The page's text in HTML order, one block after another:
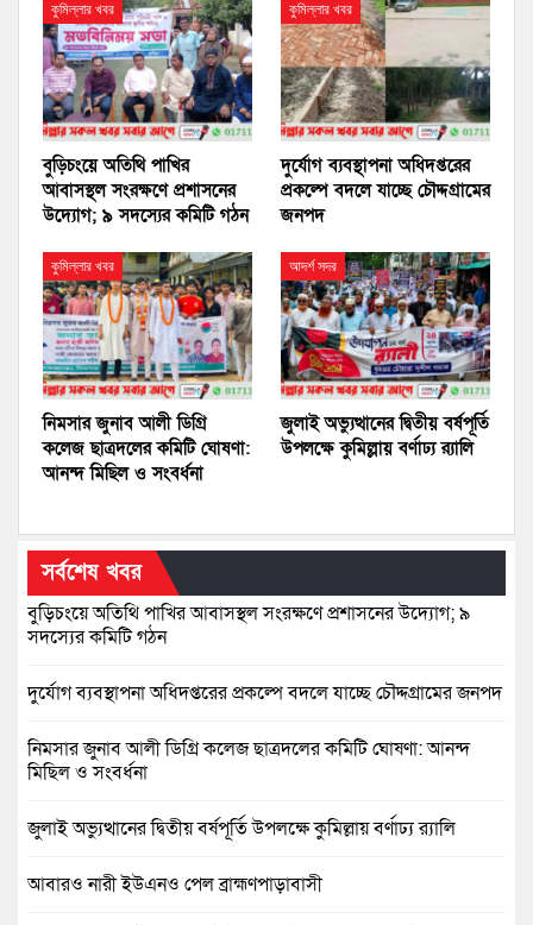
কুমিল্লার খবর
বুড়িচংয়ে অতিথি পাখির
আবাসস্থল সংরক্ষণে প্রশাসনের
উদ্যোগ; ৯ সদস্যের কমিটি গঠন
কুমিল্লার খবর
দুর্যোগ ব্যবস্থাপনা অধিদপ্তরের
প্রকল্পে বদলে যাচ্ছে চৌদ্দগ্রামের
জনপদ
কুমিল্লার খবর
নিমসার জুনাব আলী ডিগ্রি
কলেজ ছাত্রদলের কমিটি ঘোষণা:
আনন্দ মিছিল ও সংবর্ধনা
আদর্শ সদর
জুলাই অভ্যুত্থানের দ্বিতীয় বর্ষপূর্তি
উপলক্ষে কুমিল্লায় বর্ণাঢ্য র‍্যালি
সর্বশেষ খবর
বুড়িচংয়ে অতিথি পাখির আবাসস্থল সংরক্ষণে প্রশাসনের উদ্যোগ; ৯
সদস্যের কমিটি গঠন
দুর্যোগ ব্যবস্থাপনা অধিদপ্তরের প্রকল্পে বদলে যাচ্ছে চৌদ্দগ্রামের জনপদ
নিমসার জুনাব আলী ডিগ্রি কলেজ ছাত্রদলের কমিটি ঘোষণা: আনন্দ
মিছিল ও সংবর্ধনা
জুলাই অভ্যুত্থানের দ্বিতীয় বর্ষপূর্তি উপলক্ষে কুমিল্লায় বর্ণাঢ্য র‍্যালি
আবারও নারী ইউএনও পেল ব্রাহ্মণপাড়াবাসী